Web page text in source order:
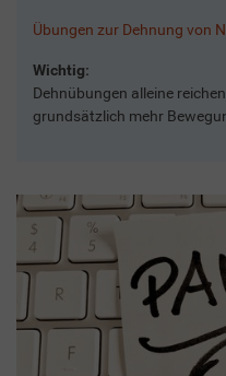
Übungen zur Dehnung von
Wichtig:
Dehnübungen alleine
grundsätzlich mehr